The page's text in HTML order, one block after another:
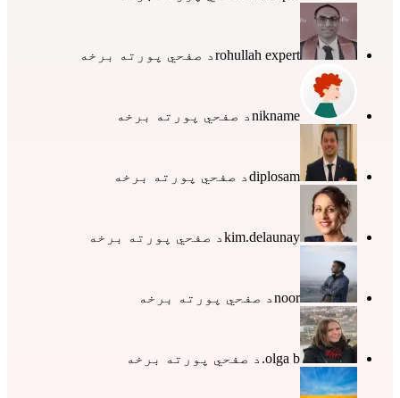
rohullah expertد صفحي پورته برخه
niknameد صفحي پورته برخه
diplosamد صفحي پورته برخه
kim.delaunayد صفحي پورته برخه
noorد صفحي پورته برخه
olga b. د صفحي پورته برخه